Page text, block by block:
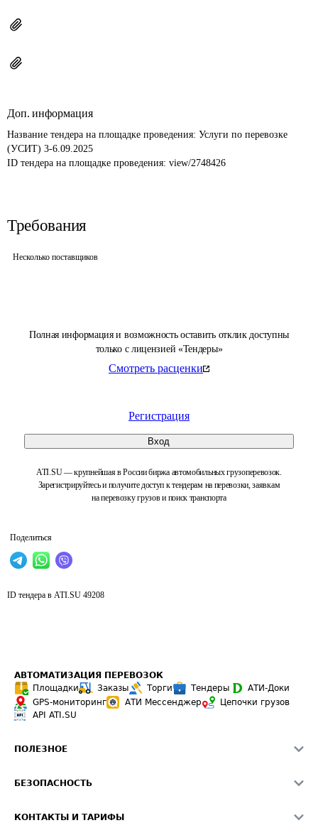
Полная информация и возможность оставить отклик доступны
только с лицензией «Тендеры»
Смотреть расценки
Регистрация
Вход
ATI.SU — крупнейшая в России биржа автомобильных грузоперевозок.
Зарегистрируйтесь и получите доступ к тендерам на перевозки, заявкам
на перевозку грузов и поиск транспорта
Поделиться
Доп. информация
Название тендера на площадке проведения: Услуги по перевозке
(УСИТ) 3-6.09.2025
ID тендера на площадке проведения: view/2748426
Требования
Несколько поставщиков
ID тендера в ATI.SU 49208
АВТОМАТИЗАЦИЯ ПЕРЕВОЗОК
Площадки
Заказы Торги Тендеры
АТИ-Доки
GPS-мониторинг
АТИ Мессенджер
Цепочки грузов
API ATI.SU
ПОЛЕЗНОЕ
Звезды ATI.SU на вашем сайте
БЕЗОПАСНОСТЬ
КОНТАКТЫ И ТАРИФЫ